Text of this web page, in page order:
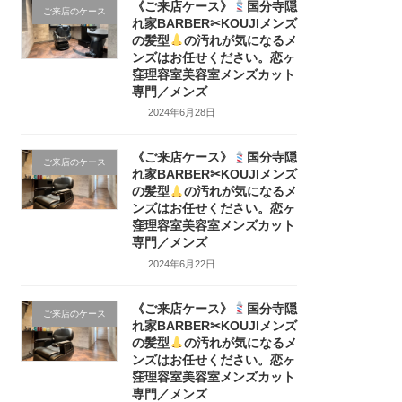
ご来店のケース 《ご来店ケース》
国分寺隠
れ家BARBER✂KOUJIメンズ
の髪型
の汚れが気になるメ
ンズはお任せください。恋ヶ
窪理容室美容室メンズカット
専門／メンズ
2024年6月28日
ご来店のケース 《ご来店ケース》
国分寺隠
れ家BARBER✂KOUJIメンズ
の髪型
の汚れが気になるメ
ンズはお任せください。恋ヶ
窪理容室美容室メンズカット
専門／メンズ
2024年6月22日
ご来店のケース 《ご来店ケース》
国分寺隠
れ家BARBER✂KOUJIメンズ
の髪型
の汚れが気になるメ
ンズはお任せください。恋ヶ
窪理容室美容室メンズカット
専門／メンズ